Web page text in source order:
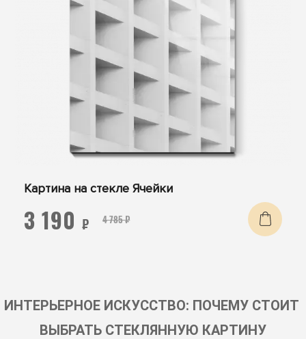
Картина на стекле Ячейки
4 785 ₽
3 190 ₽
ИНТЕРЬЕРНОЕ ИСКУССТВО: ПОЧЕМУ СТОИТ
ВЫБРАТЬ СТЕКЛЯННУЮ КАРТИНУ